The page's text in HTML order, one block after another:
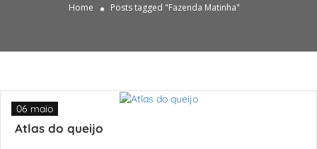
Home Posts tagged "Fazenda Matinha"
Atlas do queijo
06 maio